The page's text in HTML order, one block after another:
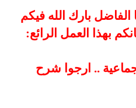
شيخنا الفاضل بارك الله فيكم
بهذا العمل الرائع:
.. ارجوا شرح